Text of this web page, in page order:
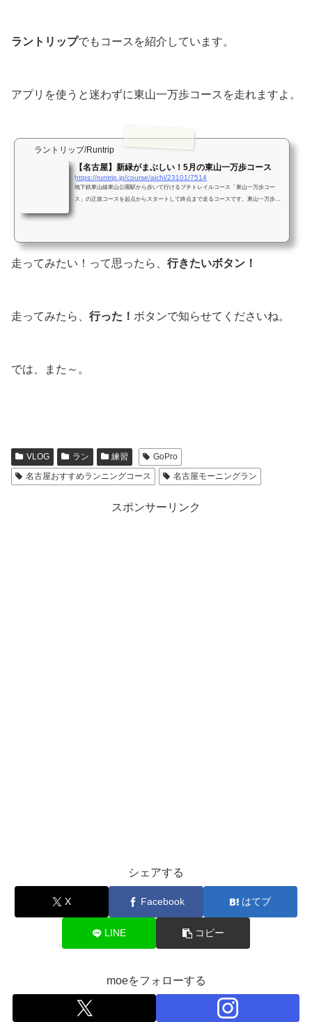
ラントリップでもコースを紹介しています。
アプリを使うと迷わずに東山一万歩コースを走れますよ。
ラントリップ/Runtrip
【名古屋】新緑がまぶしい！5月の東山一万歩コース
https://runtrip.jp/course/aichi/23101/7514
地下鉄東山線東山公園駅から歩いて行けるプチトレイルコース「東山一万歩コー
ス」の正規コースを起点からスタートして終点まで走るコースです。東山一万歩コ
走ってみたい！って思ったら、 行きたいボタン！
走ってみたら、 行った！ ボタンで知らせてくださいね。
では、また～。
VLOG ラン 練習
GoPro
名古屋おすすめランニングコース
名古屋モーニングラン
スポンサーリンク
シェアする
X Facebook はてブ
LINE コピー
moeをフォローする